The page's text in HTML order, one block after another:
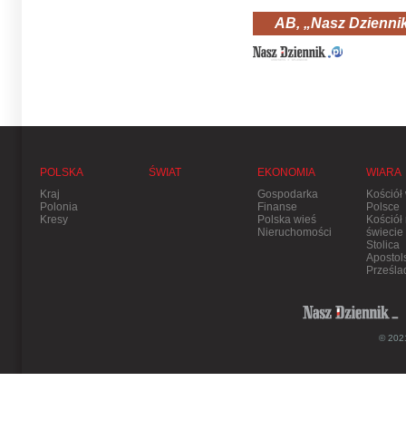
AB, „Nasz
POLSKA
Kraj
Polonia
Kresy
ŚWIAT
EKONOMIA
Gospodarka
Finanse
Polska wieś
Nieruchomości
WIARA
Kościół
Polsce
Kościół
świecie
Stolica
©